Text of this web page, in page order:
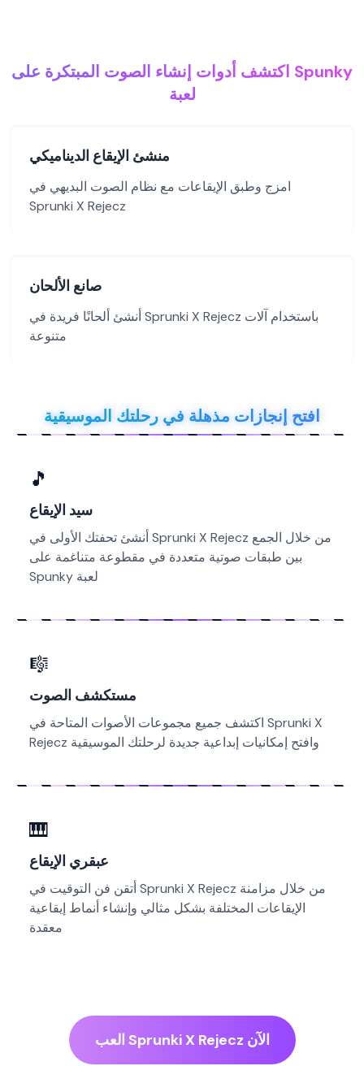
اكتشف أدوات إنشاء الصوت المبتكرة على Spunky
لعبة
منشئ الإيقاع الديناميكي
امزج وطبق الإيقاعات مع نظام الصوت البديهي في
Sprunki X Rejecz
صانع الألحان
أنشئ ألحانًا فريدة في Sprunki X Rejecz باستخدام آلات
متنوعة
افتح إنجازات مذهلة في رحلتك الموسيقية
🎵
سيد الإيقاع
أنشئ تحفتك الأولى في Sprunki X Rejecz من خلال الجمع
بين طبقات صوتية متعددة في مقطوعة متناغمة على
Spunky لعبة
🎼
مستكشف الصوت
اكتشف جميع مجموعات الأصوات المتاحة في Sprunki X
Rejecz وافتح إمكانيات إبداعية جديدة لرحلتك الموسيقية
🎹
عبقري الإيقاع
أتقن فن التوقيت في Sprunki X Rejecz من خلال مزامنة
الإيقاعات المختلفة بشكل مثالي وإنشاء أنماط إيقاعية
معقدة
العب Sprunki X Rejecz الآن